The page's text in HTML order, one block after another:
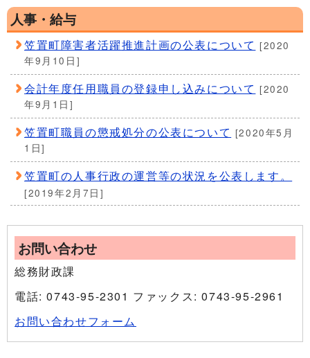
人事・給与
笠置町障害者活躍推進計画の公表について [2020
年9月10日]
会計年度任用職員の登録申し込みについて [2020
年9月1日]
笠置町職員の懲戒処分の公表について [2020年5月
1日]
笠置町の人事行政の運営等の状況を公表します。
[2019年2月7日]
お問い合わせ
総務財政課
電話: 0743-95-2301 ファックス: 0743-95-2961
お問い合わせフォーム